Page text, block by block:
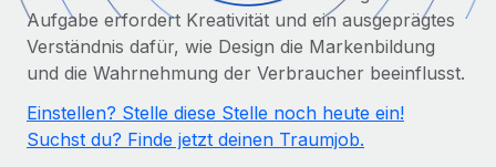
Globales Onboarding und Verwalten von
PEO
Auslagern von komplexen HR-Aufgaben
WACHSTUMSPHASE
Agile HR- und Payroll-Lösungen für wachsende
Unternehmen
Gesamtbeschäftigungskosten
Honorarzahlungen berechnen
Abwicklungsfristen für globale Freelancer:innen
Nederlands
Deutsch
Anmelden
Aufgabe erfordert Kreativität und ein ausgeprägtes
Verständnis dafür, wie Design die Markenbildung
und die Wahrnehmung der Verbraucher beeinflusst.
Einstellen? Stelle diese Stelle noch heute ein!
Suchst du? Finde jetzt deinen Traumjob.